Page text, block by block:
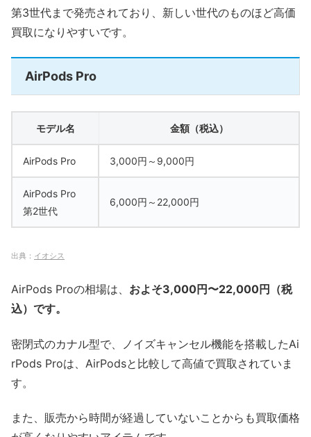
第3世代まで発売されており、新しい世代のものほど高価
買取になりやすいです。
AirPods Pro
モデル名 金額（税込）
AirPods Pro 3,000円～9,000円
AirPods Pro
第2世代
6,000円～22,000円
出典： イオシス
AirPods Proの相場は、 およそ3,000円〜22,000円（税
込）です。
密閉式のカナル型で、ノイズキャンセル機能を搭載したAi
rPods Proは、AirPodsと比較して高値で買取されていま
す。
また、販売から時間が経過していないことからも買取価格